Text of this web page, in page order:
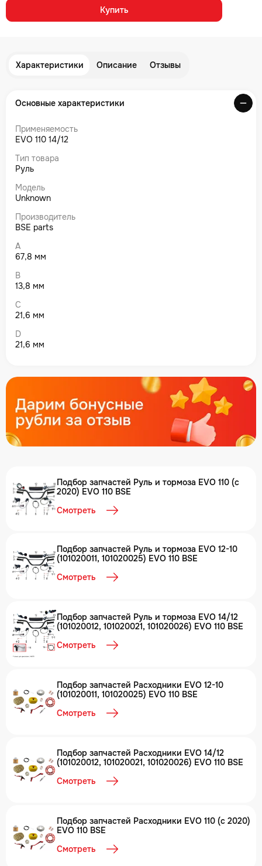
Купить
Характеристики Описание Отзывы
Основные характеристики
Применяемость
EVO 110 14/12
Тип товара
Руль
Модель
Unknown
Производитель
BSE parts
A
67,8 мм
B
13,8 мм
C
21,6 мм
D
21,6 мм
Подбор запчастей Руль и тормоза EVO 110 (с
2020) EVO 110 BSE
Смотреть
Подбор запчастей Руль и тормоза EVO 12-10
(101020011, 101020025) EVO 110 BSE
Смотреть
Подбор запчастей Руль и тормоза EVO 14/12
(101020012, 101020021, 101020026) EVO 110 BSE
Смотреть
Подбор запчастей Расходники EVO 12-10
(101020011, 101020025) EVO 110 BSE
Смотреть
Подбор запчастей Расходники EVO 14/12
(101020012, 101020021, 101020026) EVO 110 BSE
Смотреть
Подбор запчастей Расходники EVO 110 (с 2020)
EVO 110 BSE
Смотреть